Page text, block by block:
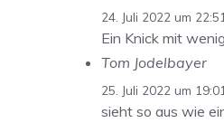
24. Juli 2022 um
Ein Knick mit
Tom Jodelbayer
25. Juli 2022 um
sieht so aus wie